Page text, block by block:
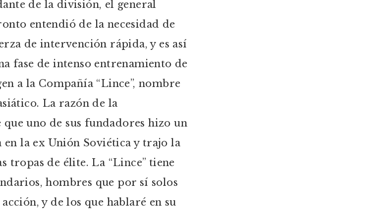
de la división, el general
entendió de la necesidad de
de intervención rápida, y es así
fase de intenso entrenamiento de
a la Compañía “Lince”, nombre
La razón de la
uno de sus fundadores hizo un
la ex Unión Soviética y trajo la
tropas de élite. La “Lince” tiene
hombres que por sí solos
y de los que hablaré en su